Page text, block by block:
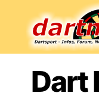
Dart